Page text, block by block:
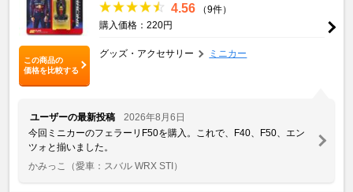
この商品の
価格を比較する
4.56
（9件）
購入価格：220円
グッズ・アクセサリー ミニカー
ユーザーの最新投稿
2026年8月6日
今回ミニカーのフェラーリF50を購入。これで、F40、F50、エン
ツォと揃いました。
かみっこ
（愛車：スバル WRX STI）